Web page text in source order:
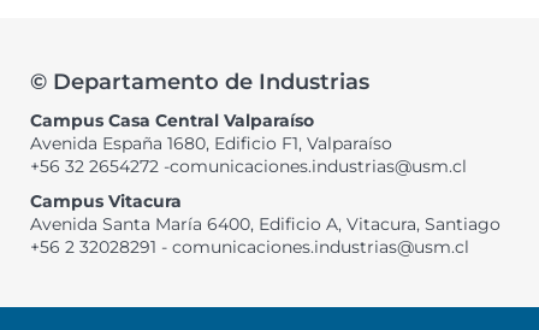
© Departamento de Industrias
Campus Casa Central Valparaíso
Avenida España 1680, Edificio F1, Valparaíso
+56 32 2654272 -comunicaciones.industrias@usm.cl
Campus Vitacura
Avenida Santa María 6400, Edificio A, Vitacura, Santiago
+56 2 32028291 - comunicaciones.industrias@usm.cl